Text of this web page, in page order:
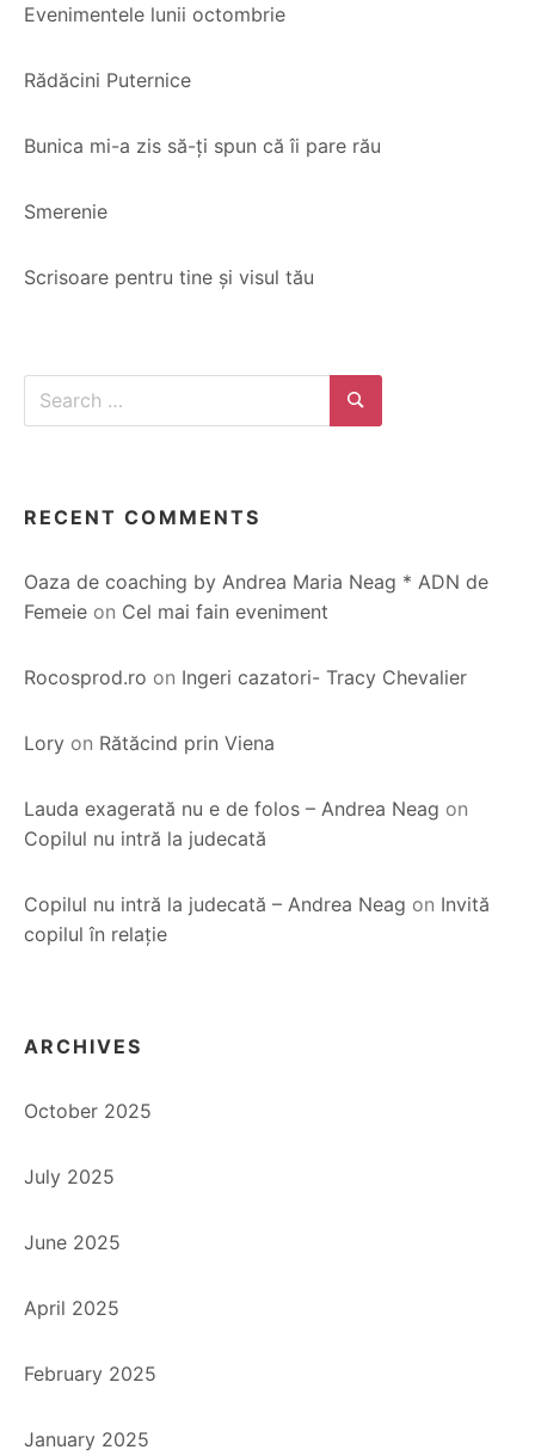
Evenimentele lunii octombrie
Rădăcini Puternice
Bunica mi-a zis să-ți spun că îi pare rău
Smerenie
Scrisoare pentru tine și visul tău
Search
Search
RECENT COMMENTS
Oaza de coaching by Andrea Maria Neag * ADN de
Femeie on Cel mai fain eveniment
Rocosprod.ro on Ingeri cazatori- Tracy Chevalier
Lory on Rătăcind prin Viena
Lauda exagerată nu e de folos – Andrea Neag on
Copilul nu intră la judecată
Copilul nu intră la judecată – Andrea Neag on Invită
copilul în relație
ARCHIVES
October 2025
July 2025
June 2025
April 2025
February 2025
January 2025